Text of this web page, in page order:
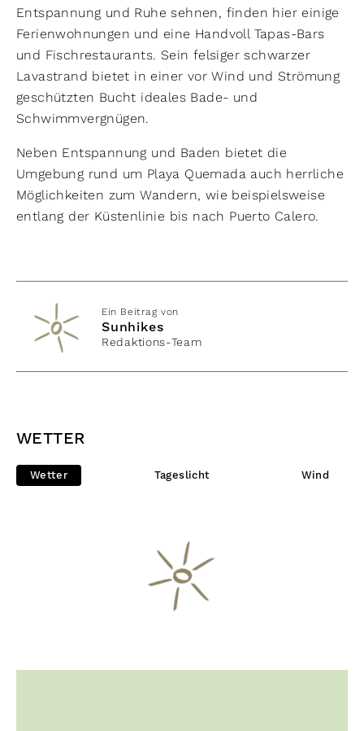
Entspannung und Ruhe sehnen, finden hier einige
Ferienwohnungen und eine Handvoll Tapas-Bars
und Fischrestaurants. Sein felsiger schwarzer
Lavastrand bietet in einer vor Wind und Strömung
geschützten Bucht ideales Bade- und
Schwimmvergnügen.
Neben Entspannung und Baden bietet die
Umgebung rund um Playa Quemada auch herrliche
Möglichkeiten zum Wandern, wie beispielsweise
entlang der Küstenlinie bis nach Puerto Calero.
Ein Beitrag von
Sunhikes
Redaktions-Team
WETTER
Wetter Tageslicht Wind